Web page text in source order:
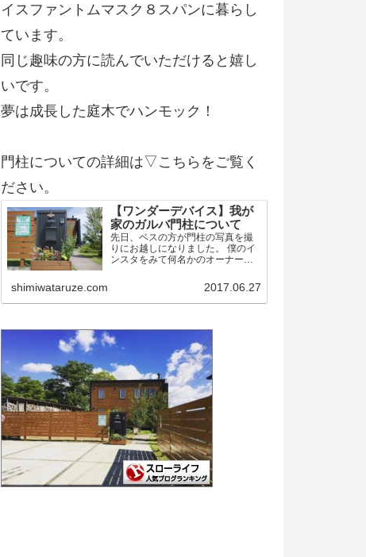
イスファントムマスク８スパンに暮らし
ています。
同じ趣味の方に読んでいただけると嬉し
いです。
夢は成長した庭木でハンモック！
門柱についての詳細は▽こちらをご覧く
ださい。
【ワンダーデバイス】我が
家のガルバ門柱について
先日、ベスの方が門柱の写真を撮
りにお越しになりました。 僕のイ
ンスタをみて何名かのオーナー候
たようです。 そこで今後の方のた
めに我家の門柱について詳細を記
載しておこうかと思います。 作り
shimiwataruze.com 2017.06.27